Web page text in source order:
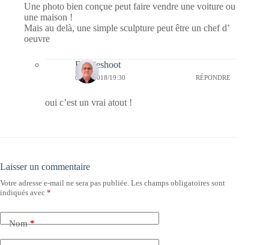
Une photo bien conçue peut faire vendre une voiture ou
une maison !
Mais au delà, une simple sculpture peut être un chef d’
oeuvre
Bernieshoot
07/03/2018/19:30 RÉPONDRE
oui c’est un vrai atout !
Laisser un commentaire
Votre adresse e-mail ne sera pas publiée. Les champs obligatoires sont
indiqués avec *
Nom*